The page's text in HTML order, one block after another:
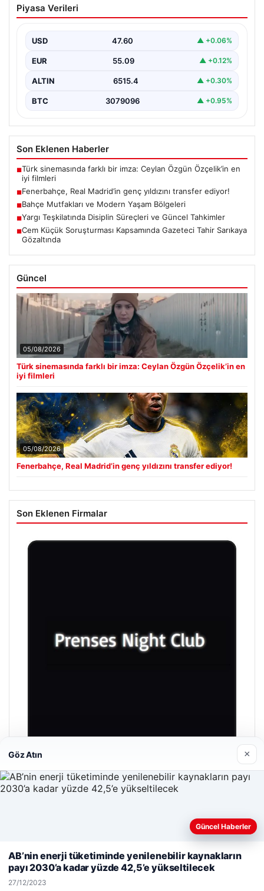
yıldızını transfer ediyor!
Piyasa Verileri
USD 47.60 ▲ +0.06%
EUR 55.09 ▲ +0.12%
ALTIN 6515.4 ▲ +0.30%
BTC 3079096 ▲ +0.95%
Son Eklenen Haberler
■Türk sinemasında farklı bir imza: Ceylan Özgün Özçelik’in en
iyi filmleri
■Fenerbahçe, Real Madrid’in genç yıldızını transfer ediyor!
■Bahçe Mutfakları ve Modern Yaşam Bölgeleri
■Yargı Teşkilatında Disiplin Süreçleri ve Güncel Tahkimler
■Cem Küçük Soruşturması Kapsamında Gazeteci Tahir Sarıkaya
Gözaltında
Güncel
05/08/2026
Türk sinemasında farklı bir imza: Ceylan Özgün Özçelik’in en
iyi filmleri
05/08/2026
Fenerbahçe, Real Madrid’in genç yıldızını transfer ediyor!
Son Eklenen Firmalar
Prenses Night Club
29/04/2026
© 2026 Güzel Haber – Güncel Haberler
Web sitemizi nasıl kullandığınızı daha iyi anlayabilmek,
kullanıyoruz.Çerez Politikamız
Kabul Et
Göz Atın ×
Güncel Haberler
AB’nin enerji tüketiminde yenilenebilir kaynakların
payı 2030’a kadar yüzde 42,5’e yükseltilecek
27/12/2023